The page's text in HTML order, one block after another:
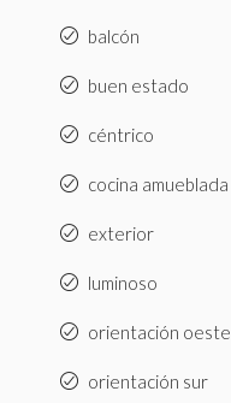
balcón
buen estado
céntrico
cocina amueblada
exterior
luminoso
orientación oeste
orientación sur